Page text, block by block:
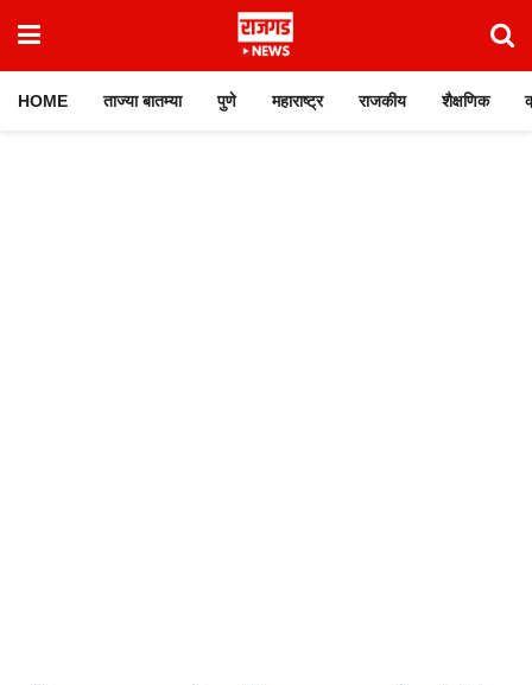
HOME ताज्या बातम्या पुणे महाराष्ट्र राजकीय शैक्षणिक